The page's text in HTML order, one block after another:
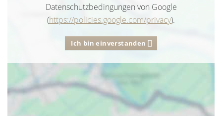
Datenschutzbedingungen von Google
(https://policies.google.com/privacy).
Ich bin einverstanden